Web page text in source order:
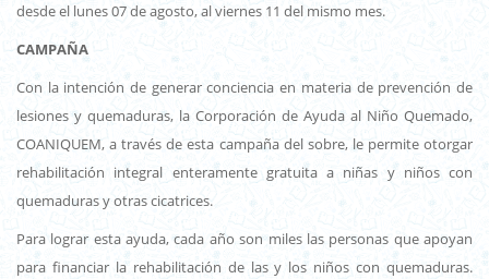
desde el lunes 07 de agosto, al viernes 11 del mismo mes.
CAMPAÑA
Con la intención de generar conciencia en materia de prevención de
lesiones y quemaduras, la Corporación de Ayuda al Niño Quemado,
COANIQUEM, a través de esta campaña del sobre, le permite otorgar
rehabilitación integral enteramente gratuita a niñas y niños con
quemaduras y otras cicatrices.
Para lograr esta ayuda, cada año son miles las personas que apoyan
para financiar la rehabilitación de las y los niños con quemaduras.